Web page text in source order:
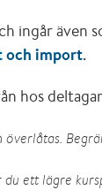
ingår även
och import.
hos
ett lägre